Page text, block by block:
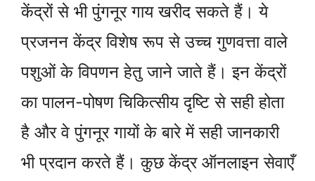
केंद्रों से भी पुंगनूर गाय खरीद सकते हैं। ये
प्रजनन केंद्र विशेष रूप से उच्च गुणवत्ता वाले
पशुओं के विपणन हेतु जाने जाते हैं। इन केंद्रों
का पालन-पोषण चिकित्सीय दृष्टि से सही होता
है और वे पुंगनूर गायों के बारे में सही जानकारी
भी प्रदान करते हैं। कुछ केंद्र ऑनलाइन सेवाएँ